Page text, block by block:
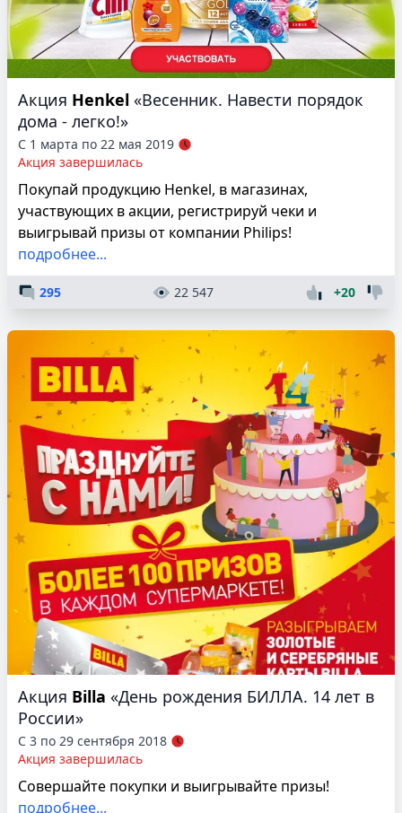
Акция Henkel «Весенник. Навести порядок
дома - легко!»
С 1 марта по 22 мая 2019
Акция завершилась
Покупай продукцию Henkel, в магазинах,
участвующих в акции, регистрируй чеки и
выигрывай призы от компании Philips!
подробнее...
295 22 547 +20
Акция Billa «День рождения БИЛЛА. 14 лет в
России»
С 3 по 29 сентября 2018
Акция завершилась
Совершайте покупки и выигрывайте призы!
подробнее...